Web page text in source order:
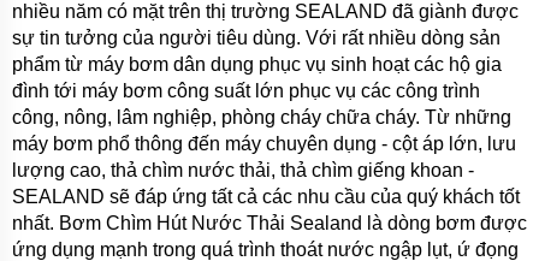
nhiều năm có mặt trên thị trường SEALAND đã giành được
sự tin tưởng của người tiêu dùng. Với rất nhiều dòng sản
phẩm từ máy bơm dân dụng phục vụ sinh hoạt các hộ gia
đình tới máy bơm công suất lớn phục vụ các công trình
công, nông, lâm nghiệp, phòng cháy chữa cháy. Từ những
máy bơm phổ thông đến máy chuyên dụng - cột áp lớn, lưu
lượng cao, thả chìm nước thải, thả chìm giếng khoan -
SEALAND sẽ đáp ứng tất cả các nhu cầu của quý khách tốt
nhất. Bơm Chìm Hút Nước Thải Sealand là dòng bơm được
ứng dụng mạnh trong quá trình thoát nước ngập lụt, ứ đọng